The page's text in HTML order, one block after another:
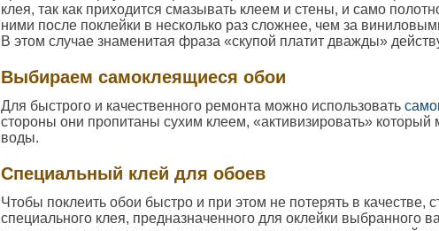
клея, так как приходится смазывать клеем и стены, и само
ними после поклейки в несколько раз сложнее, чем за
В этом случае знаменитая фраза «скупой платит дважды»
Выбираем самоклеящиеся обои
Для быстрого и качественного ремонта можно использовать
стороны они пропитаны сухим клеем, «активизировать»
воды.
Специальный клей для обоев
Чтобы поклеить обои быстро и при этом не потерять в качестве,
специального клея, предназначенного для оклейки выбранного